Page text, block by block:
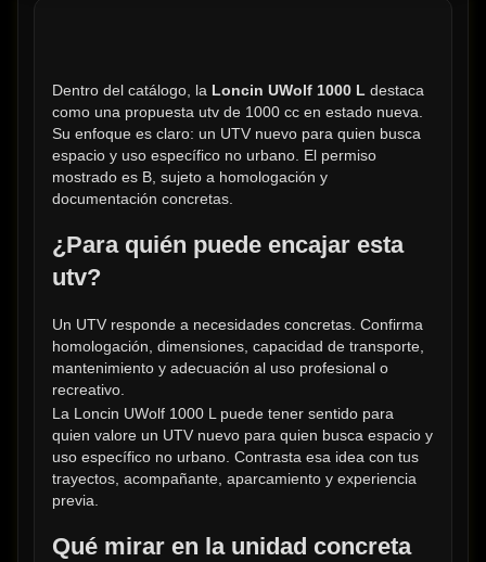
Dentro del catálogo, la Loncin UWolf 1000 L destaca
como una propuesta utv de 1000 cc en estado nueva.
Su enfoque es claro: un UTV nuevo para quien busca
espacio y uso específico no urbano. El permiso
mostrado es B, sujeto a homologación y
documentación concretas.
¿Para quién puede encajar esta
utv?
Un UTV responde a necesidades concretas. Confirma
homologación, dimensiones, capacidad de transporte,
mantenimiento y adecuación al uso profesional o
recreativo.
La Loncin UWolf 1000 L puede tener sentido para
quien valore un UTV nuevo para quien busca espacio y
uso específico no urbano. Contrasta esa idea con tus
trayectos, acompañante, aparcamiento y experiencia
previa.
Qué mirar en la unidad concreta